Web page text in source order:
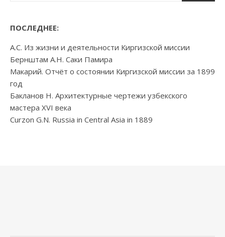
ПОСЛЕДНЕЕ:
А.С. Из жизни и деятельности Киргизской миссии
Бернштам А.Н. Саки Памира
Макарий. Отчёт о состоянии Киргизской миссии за 1899
год
Бакланов Н. Архитектурные чертежи узбекского
мастера XVI века
Curzon G.N. Russia in Central Asia in 1889